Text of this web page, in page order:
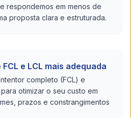
respondemos em menos de
proposta clara e estruturada.
e LCL mais adequada
completo (FCL) e
otimizar o seu custo em
prazos e constrangimentos